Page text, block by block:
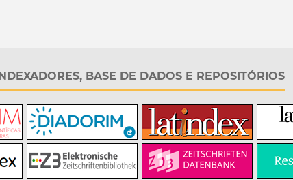
INDEXADORES, BASE DE DADOS E REPOSITÓRIOS